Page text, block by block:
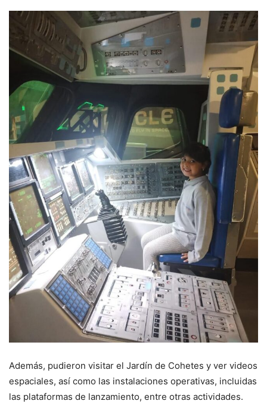
Además, pudieron visitar el Jardín de Cohetes y ver videos
espaciales, así como las instalaciones operativas, incluidas
las plataformas de lanzamiento, entre otras actividades.